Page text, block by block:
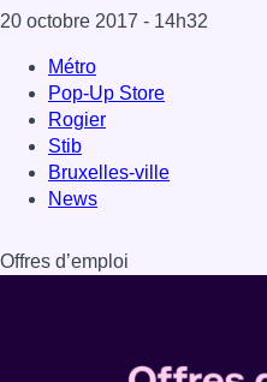
20 octobre 2017 - 14h32
Métro
Pop-Up Store
Rogier
Stib
Bruxelles-ville
News
Offres d’emploi